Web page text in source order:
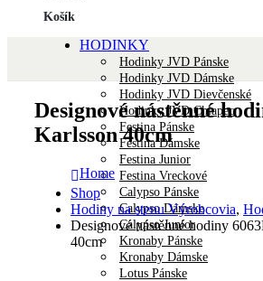
Košík
HODINKY
Hodinky JVD Pánske
Hodinky JVD Dámske
Hodinky JVD Dievčenské
Hodinky JVD Chlapec
Festina Pánske
Festina Dámske
Festina Junior
Festina Vreckové
Calypso Pánske
Calypso Dámske
Calypso Junior
Kronaby Pánske
Kronaby Dámske
Lotus Pánske
Designové nástěnné
Karlsson 40cm
Home
Shop
Hodiny na stenu Výrobcovia,
Designové nástěnné hodiny
40cm